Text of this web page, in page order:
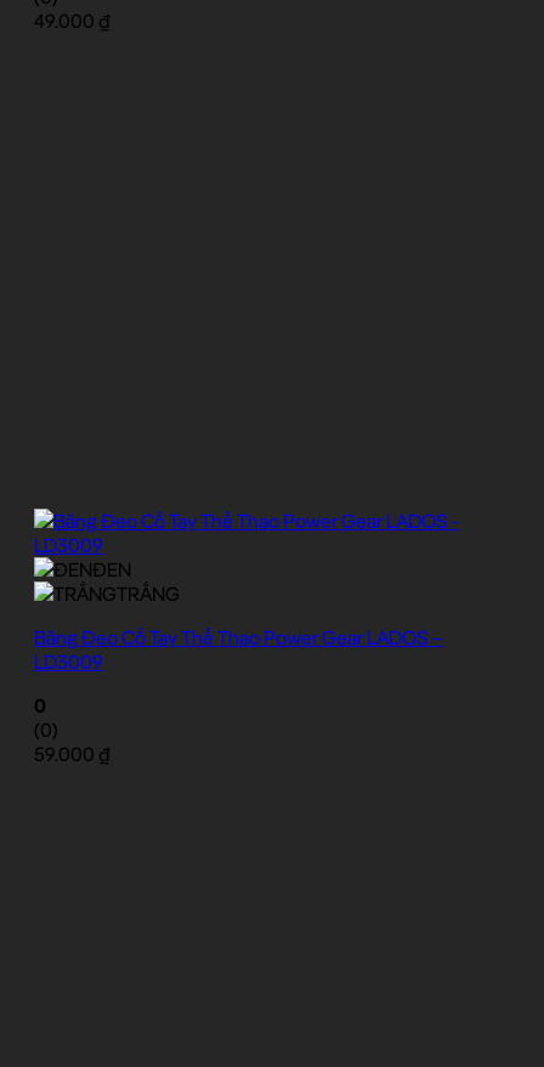
49.000 ₫
ĐEN
TRẮNG
Băng Đeo Cổ Tay Thể Thao Power Gear LADOS –
LD3009
0
(0)
59.000 ₫